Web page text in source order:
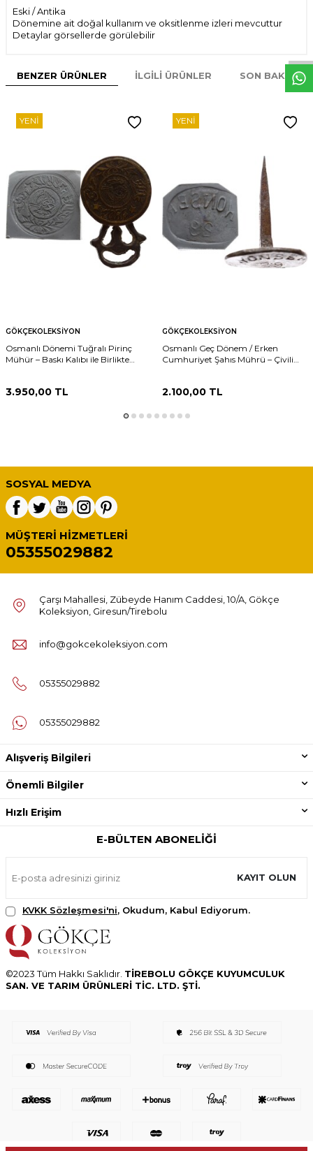
Eski / Antika
Dönemine ait doğal kullanım ve oksitlenme izleri mevcuttur
Detaylar görsellerde görülebilir
BENZER ÜRÜNLER İLGILI ÜRÜNLER SON
YENI
GÖKÇEKOLEKSIYON
Osmanlı Dönemi Tuğralı Pirinç
Mühür – Baskı Kalıbı ile Birlikte
3.950,00 TL
YENI
GÖKÇEKOLEKSIYON
Osmanlı Geç Dönem / Erken
Cumhuriyet Şahıs Mührü – Çivili
2.100,00TL
SOSYAL MEDYA
MÜŞTERI HIZMETLERI
05355029882
Çarşı Mahallesi, Zübeyde Hanım Caddesi, 10/A, Gökçe
Koleksiyon, Giresun/Tirebolu
info@gokcekoleksiyon.com
05355029882
05355029882
Alışveriş Bilgileri
Önemli Bilgiler
Hızlı Erişim
E-BÜLTEN ABONELIĞI
KAYIT OLUN
KVKK Sözleşmesi'ni, Okudum, Kabul Ediyorum.
©2023 Tüm Hakkı Saklıdır. TİREBOLU GÖKÇE KUYUMCULUK
SAN. VE TARIM ÜRÜNLERİ TİC. LTD. ŞTİ.